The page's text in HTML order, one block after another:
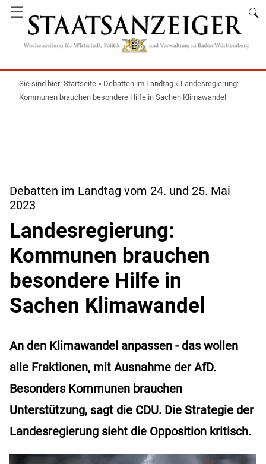
☰
Startseite » Debatten im Landtag » Landesregierung:
Kommunen brauchen besondere Hilfe in Sachen Klimawandel
Debatten im Landtag vom 24. und 25. Mai
2023
Landesregierung:
Kommunen brauchen
besondere Hilfe in
Sachen Klimawandel
An den Klimawandel anpassen - das wollen
alle Fraktionen, mit Ausnahme der AfD.
Besonders Kommunen brauchen
Unterstützung, sagt die CDU. Die Strategie der
Landesregierung sieht die Opposition kritisch.